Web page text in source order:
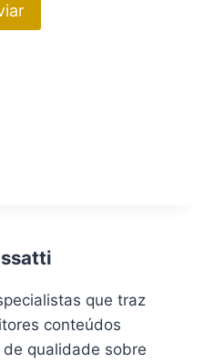
que traz
conteúdos
qualidade sobre